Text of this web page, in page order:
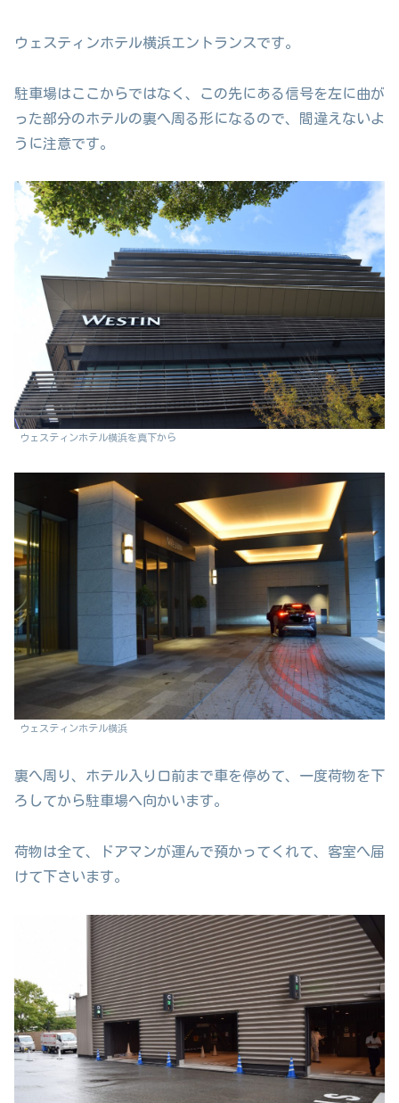
ウェスティンホテル横浜エントランスです。
駐車場はここからではなく、この先にある信号を左に曲が
った部分のホテルの裏へ周る形になるので、間違えないよ
うに注意です。
ウェスティンホテル横浜を真下から
ウェスティンホテル横浜
裏へ周り、ホテル入り口前まで車を停めて、一度荷物を下
ろしてから駐車場へ向かいます。
荷物は全て、ドアマンが運んで預かってくれて、客室へ届
けて下さいます。